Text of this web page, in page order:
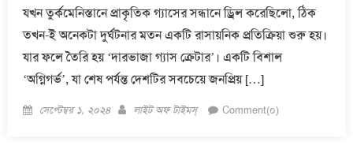
যখন তুর্কমেনিস্তানে প্রাকৃতিক গ্যাসের সন্ধানে ড্রিল করেছিলো, ঠিক
তখন-ই অনেকটা দুর্ঘটনার মতন একটি রাসায়নিক প্রতিক্রিয়া শুরু হয়।
যার ফলে তৈরি হয় ‘দারভাজা গ্যাস ক্রেটার’। একটি বিশাল
‘অগ্নিগর্ভ’, যা শেষ পর্যন্ত দেশটির সবচেয়ে জনপ্রিয় […]
Posted
সেপ্টেম্বর ১, ২০২৪ Author
লাইট অফ টাইমস্ Comment(০)